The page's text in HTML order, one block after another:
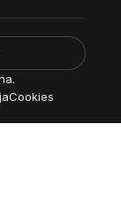
Cookies